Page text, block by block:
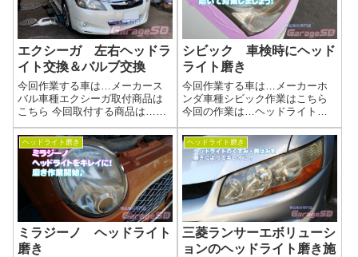
エクシーガ 左右ヘッドラ
イト交換＆バルブ交換
今回作業する車は…メーカース
バル車種エクシーガ取付商品は
こちら 今回取付する商品は…純
正ヘッドライト中古品 HID屋の
新品LEDバルブｗもともと黄ば
みがあったのが気になったのか
中古品の状態の良い物を持ち込
みです作業写真純正ヘッドライ
トなので...
シビック 車検時にヘッド
ライト磨き
今回作業する車は…メーカーホ
ンダ車種シビック作業はこちら
今回の作業は…ヘッドライト磨
きくすんで劣化してしまったヘ
ッドライトを磨きあげましょう
(^^)/作業写真作業中の画像が無い
のですが・・・すいません(-_-;)
野田陸運局がそろそろロービ...
ヘッドライト磨き
ミラジーノ ヘッドライト
磨き
ヘッドライト磨き
三菱ランサーエボリューシ
ョンのヘッドライト磨き施